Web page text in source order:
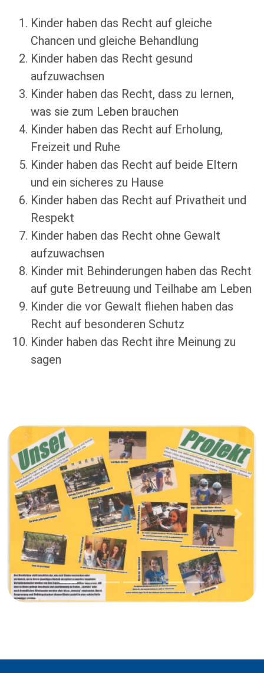
Kinder haben das Recht auf gleiche
Chancen und gleiche Behandlung
Kinder haben das Recht gesund
aufzuwachsen
Kinder haben das Recht, dass zu lernen,
was sie zum Leben brauchen
Kinder haben das Recht auf Erholung,
Freizeit und Ruhe
Kinder haben das Recht auf beide Eltern
und ein sicheres zu Hause
Kinder haben das Recht auf Privatheit und
Respekt
Kinder haben das Recht ohne Gewalt
aufzuwachsen
Kinder mit Behinderungen haben das Recht
auf gute Betreuung und Teilhabe am Leben
Kinder die vor Gewalt fliehen haben das
Recht auf besonderen Schutz
Kinder haben das Recht ihre Meinung zu
sagen
Previous Next